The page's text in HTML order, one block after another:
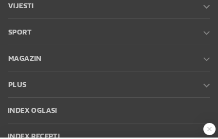
VIJESTI
SPORT
MAGAZIN
PLUS
INDEX OGLASI
INDEX RECEPTI